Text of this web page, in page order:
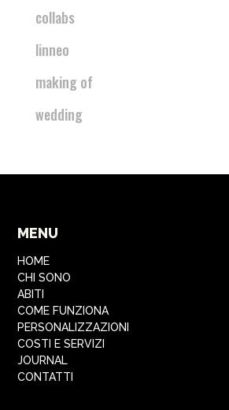
collabs
linneo
making of
wedding
MENU
HOME
CHI SONO
ABITI
COME FUNZIONA
PERSONALIZZAZIONI
COSTI E SERVIZI
JOURNAL
CONTATTI